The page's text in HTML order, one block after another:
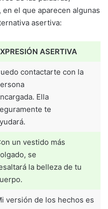
el que aparecen algunas
asertiva:
ASERTIVA
contactarte con la
Ella
te
un vestido más
se
la belleza de tu
versión de los hechos es